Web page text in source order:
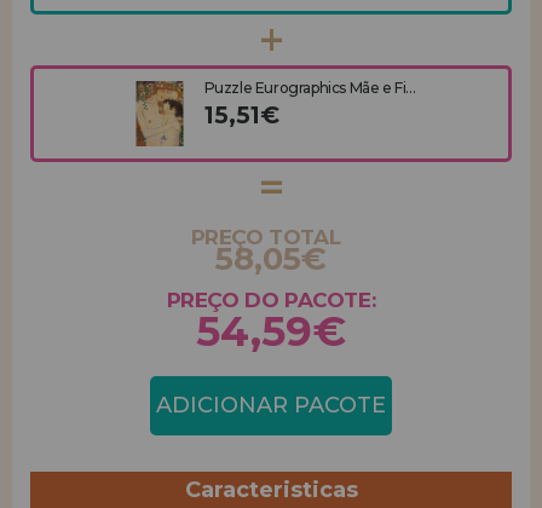
Puzzle Eurographics Mãe e Fi...
15,51€
PREÇO TOTAL
58,05€
PREÇO DO PACOTE:
54,59€
ADICIONAR PACOTE
Caracteristicas